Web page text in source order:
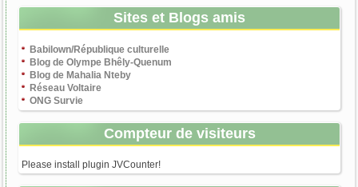
Sites et Blogs amis
Babilown/République culturelle
Blog de Olympe Bhêly-Quenum
Blog de Mahalia Nteby
Réseau Voltaire
ONG Survie
Compteur de visiteurs
Please install plugin JVCounter!